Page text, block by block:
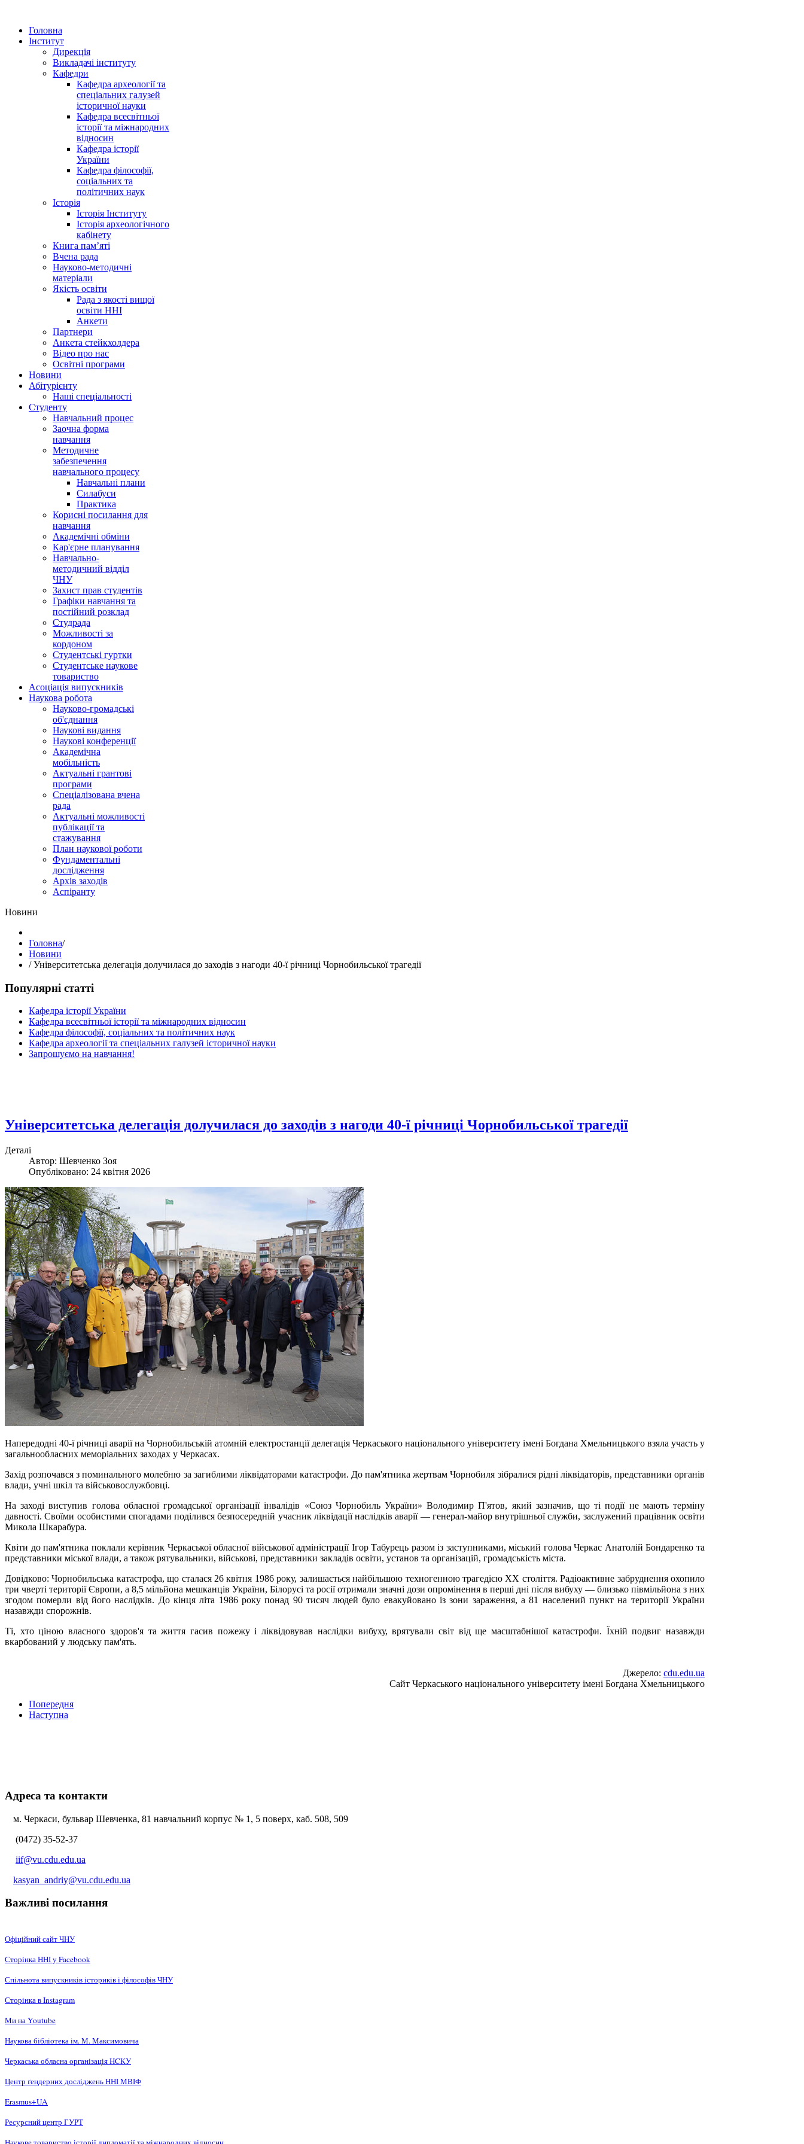
Головна
Інститут
Дирекція
Викладачі інституту
Кафедри
Кафедра археології та
спеціальних галузей
історичної науки
Кафедра всесвітньої
історії та міжнародних
відносин
Кафедра історії
України
Кафедра філософії,
соціальних та
політичних наук
Історія
Історія Інституту
Історія археологічного
кабінету
Книга памʼяті
Вчена рада
Науково-методичні
матеріали
Якість освіти
Рада з якості вищої
освіти ННІ
Анкети
Партнери
Анкета стейкхолдера
Відео про нас
Освітні програми
Hовини
Абітурієнту
Наші спеціальності
Студенту
Навчальний процес
Заочна форма
навчання
Методичне
забезпечення
навчального процесу
Навчальні плани
Силабуси
Практика
Корисні посилання для
навчання
Академічні обміни
Кар'єрне планування
Навчально-
методичний відділ
ЧНУ
Захист прав студентів
Графіки навчання та
постійний розклад
Студрада
Можливості за
кордоном
Студентські гуртки
Студентське наукове
товариство
Асоціація випускників
Наукова робота
Науково-громадські
об'єднання
Наукові видання
Наукові конференції
Академічна
мобільність
Актуальні грантові
програми
Спеціалізована вчена
рада
Актуальні можливості
публікації та
стажування
План наукової роботи
Фундаментальні
дослідження
Архів заходів
Аспіранту
Hовини
Головна/
Hовини
/Університетська делегація долучилася до заходів з нагоди 40-ї річниці Чорнобильської трагедії
Популярні статті
Кафедра історії України
Кафедра всесвітньої історії та міжнародних відносин
Кафедра філософії, соціальних та політичних наук
Кафедра археології та спеціальних галузей історичної науки
Запрошуємо на навчання!
Університетська делегація долучилася до заходів з нагоди 40-ї річниці Чорнобильської трагедії
Деталі
Автор: Шевченко Зоя
Опубліковано: 24 квітня 2026
Напередодні 40-ї річниці аварії на Чорнобильській атомній електростанції делегація Черкаського національного університету імені Богдана Хмельницького взяла участь у
загальнообласних меморіальних заходах у Черкасах.
Захід розпочався з поминального молебню за загиблими ліквідаторами катастрофи. До пам'ятника жертвам Чорнобиля зібралися рідні ліквідаторів, представники органів
влади, учні шкіл та військовослужбовці.
На заході виступив голова обласної громадської організації інвалідів «Союз Чорнобиль України» Володимир П'ятов, який зазначив, що ті події не мають терміну
давності. Своїми особистими спогадами поділився безпосередній учасник ліквідації наслідків аварії — генерал-майор внутрішньої служби, заслужений працівник освіти
Микола Шкарабура.
Квіти до пам'ятника поклали керівник Черкаської обласної військової адміністрації Ігор Табурець разом із заступниками, міський голова Черкас Анатолій Бондаренко та
представники міської влади, а також рятувальники, військові, представники закладів освіти, установ та організацій, громадськість міста.
Довідково: Чорнобильська катастрофа, що сталася 26 квітня 1986 року, залишається найбільшою техногенною трагедією XX століття. Радіоактивне забруднення охопило
три чверті території Європи, а 8,5 мільйона мешканців України, Білорусі та росії отримали значні дози опромінення в перші дні після вибуху — близько півмільйона з них
згодом померли від його наслідків. До кінця літа 1986 року понад 90 тисяч людей було евакуйовано із зони зараження, а 81 населений пункт на території України
назавжди спорожнів.
Ті, хто ціною власного здоров'я та життя гасив пожежу і ліквідовував наслідки вибуху, врятували світ від ще масштабнішої катастрофи. Їхній подвиг назавжди
вкарбований у людську пам'ять.
Джерело: cdu.edu.ua
Сайт Черкаського національного університету імені Богдана Хмельницького
Попередня
Наступна
Адреса та контакти
м. Черкаси, бульвар Шевченка, 81 навчальний корпус № 1, 5 поверх, каб. 508, 509
(0472) 35-52-37
iif@vu.cdu.edu.ua
kasyan_andriy@vu.cdu.edu.ua
Важливі посилання
Офіційний сайт ЧНУ
Сторінка ННІ у Facebook
Спільнота випускників істориків і філософів ЧНУ
Сторінка в Instagram
Ми на Youtube
Наукова бібліотека ім. М. Максимовича
Черкаська обласна організація НCКУ
Центр ґендерних досліджень ННІ МВІФ
Erasmus+UA
Ресурсний центр ГУРТ